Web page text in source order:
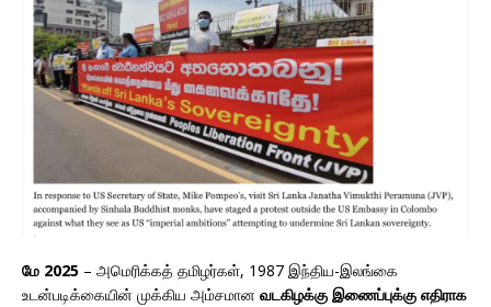
மே 2025 – அமெரிக்கத் தமிழர்கள், 1987 இந்திய-இலங்கை
உடன்படிக்கையின் முக்கிய அம்சமான வடகிழக்கு இணைப்புக்கு எதிராக